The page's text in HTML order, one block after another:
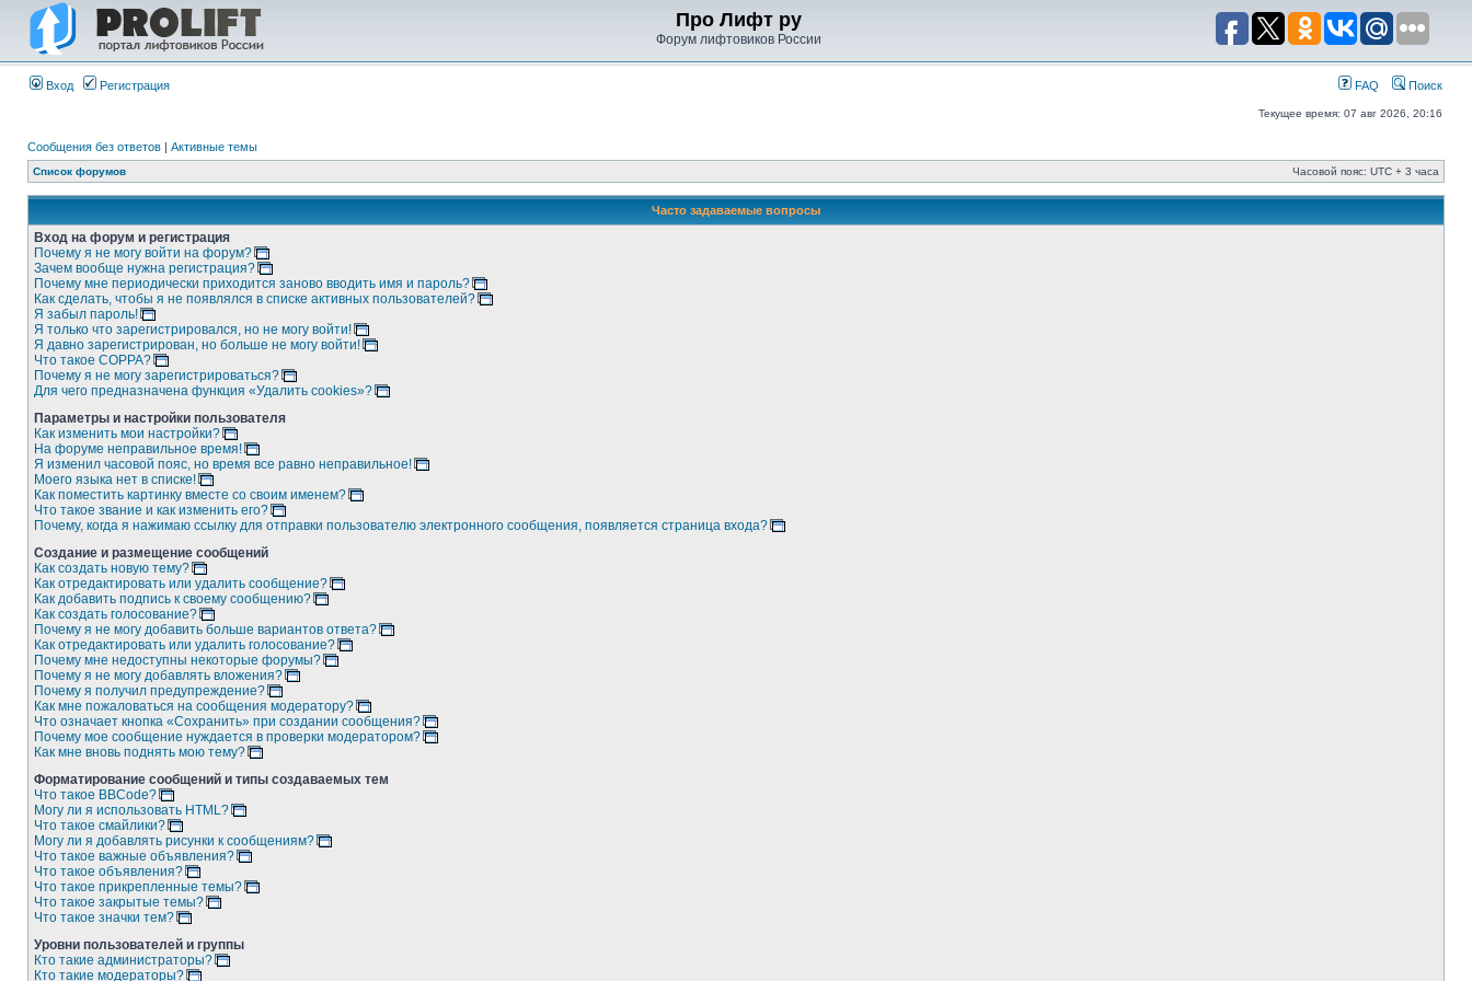
Про Лифт ру
Форум лифтовиков России
Вход Регистрация FAQ Поиск
Текущее время: 07 авг 2026, 20:16
Сообщения без ответов | Активные темы
Список форумов Часовой пояс: UTC + 3 часа
Часто задаваемые вопросы
Вход на форум и регистрация
Почему я не могу войти на форум?
Зачем вообще нужна регистрация?
Почему мне периодически приходится заново вводить имя и пароль?
Как сделать, чтобы я не появлялся в списке активных пользователей?
Я забыл пароль!
Я только что зарегистрировался, но не могу войти!
Я давно зарегистрирован, но больше не могу войти!
Что такое COPPA?
Почему я не могу зарегистрироваться?
Для чего предназначена функция «Удалить cookies»?
Параметры и настройки пользователя
Как изменить мои настройки?
На форуме неправильное время!
Я изменил часовой пояс, но время все равно неправильное!
Моего языка нет в списке!
Как поместить картинку вместе со своим именем?
Что такое звание и как изменить его?
Почему, когда я нажимаю ссылку для отправки пользователю электронного сообщения, появляется страница входа?
Создание и размещение сообщений
Как создать новую тему?
Как отредактировать или удалить сообщение?
Как добавить подпись к своему сообщению?
Как создать голосование?
Почему я не могу добавить больше вариантов ответа?
Как отредактировать или удалить голосование?
Почему мне недоступны некоторые форумы?
Почему я не могу добавлять вложения?
Почему я получил предупреждение?
Как мне пожаловаться на сообщения модератору?
Что означает кнопка «Сохранить» при создании сообщения?
Почему мое сообщение нуждается в проверки модератором?
Как мне вновь поднять мою тему?
Форматирование сообщений и типы создаваемых тем
Что такое BBCode?
Могу ли я использовать HTML?
Что такое смайлики?
Могу ли я добавлять рисунки к сообщениям?
Что такое важные объявления?
Что такое объявления?
Что такое прикрепленные темы?
Что такое закрытые темы?
Что такое значки тем?
Уровни пользователей и группы
Кто такие администраторы?
Кто такие модераторы?